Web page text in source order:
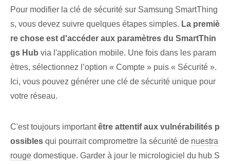
Pour modifier la clé de sécurité sur Samsung SmartThing
s, vous devez suivre quelques étapes simples. La premiè
re chose est d'accéder aux paramètres du SmartThin
gs Hub via l'application mobile. Une fois dans les param
ètres, sélectionnez l’option « Compte » puis « Sécurité ».
Ici, vous pouvez générer une clé de sécurité unique pour
votre réseau.
C'est toujours importantêtre attentif aux vulnérabilités p
ossibles qui pourrait compromettre la sécurité de nuestra
rouge domestique. Garder à jour le micrologiciel du hub ⁤S